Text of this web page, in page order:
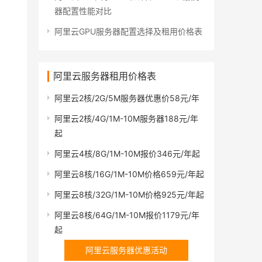
器配置性能对比
阿里云GPU服务器配置选择及租用价格表
阿里云服务器租用价格表
阿里云2核/2G/5M服务器优惠价58元/年
阿里云2核/4G/1M-10M服务器188元/年
起
阿里云4核/8G/1M-10M报价346元/年起
阿里云8核/16G/1M-10M价格659元/年起
阿里云8核/32G/1M-10M价格925元/年起
阿里云8核/64G/1M-10M报价1179元/年
起
阿里云服务器优惠活动